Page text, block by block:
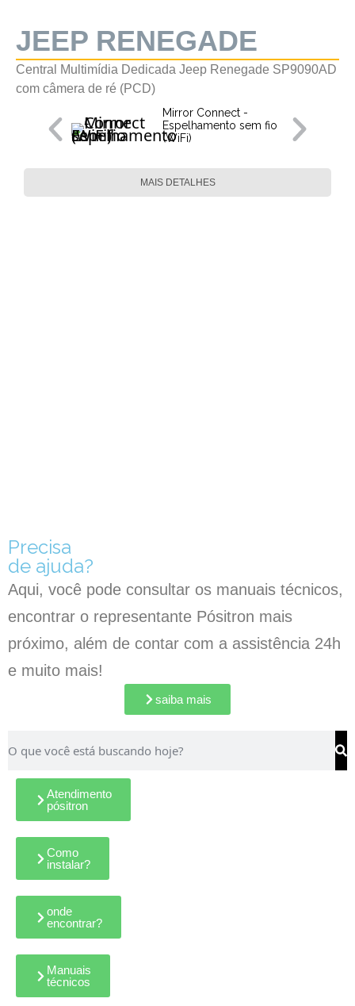
JEEP RENEGADE
Central Multimídia Dedicada Jeep Renegade SP9090AD
com câmera de ré (PCD)
Mirror Connect -
Espelhamento sem fio
(WiFi)
MAIS DETALHES
Precisa
de ajuda?
Aqui, você pode consultar os manuais técnicos,
encontrar o representante Pósitron mais
próximo, além de contar com a assistência 24h
e muito mais!
saiba mais
Atendimento
pósitron
Como
instalar?
onde
encontrar?
Manuais
técnicos